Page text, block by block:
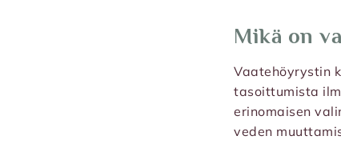
Mikä on
Vaatehöyrystin
tasoittumista
erinomaisen
veden